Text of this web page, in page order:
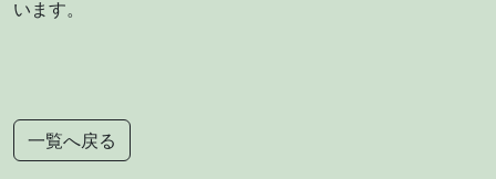
います。
一覧へ戻る